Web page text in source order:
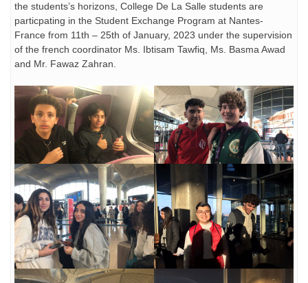
the students’s horizons, College De La Salle students are
particpating in the Student Exchange Program at Nantes-
France from 11th – 25th of January, 2023 under the supervision
of the french coordinator Ms. Ibtisam Tawfiq, Ms. Basma Awad
and Mr. Fawaz Zahran.